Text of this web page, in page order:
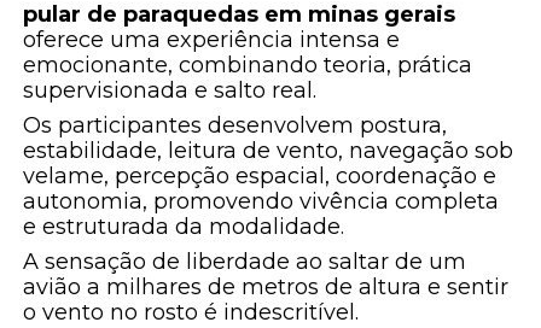
pular de paraquedas em minas gerais
oferece uma experiência intensa e
emocionante, combinando teoria, prática
supervisionada e salto real.
Os participantes desenvolvem postura,
estabilidade, leitura de vento, navegação sob
velame, percepção espacial, coordenação e
autonomia, promovendo vivência completa
e estruturada da modalidade.
A sensação de liberdade ao saltar de um
avião a milhares de metros de altura e sentir
o vento no rosto é indescritível.